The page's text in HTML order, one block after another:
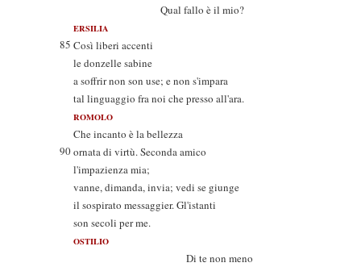
Qual fallo è il mio?
ERSILIA
85 Così liberi accenti
le donzelle sabine
a soffrir non son use; e non s'impara
tal linguaggio fra noi che presso all'ara.
ROMOLO
Che incanto è la bellezza
90ornata di virtù. Seconda amico
l'impazienza mia;
vanne, dimanda, invia; vedi se giunge
il sospirato messaggier. Gl'istanti
son secoli per me.
OSTILIO
Di te non meno